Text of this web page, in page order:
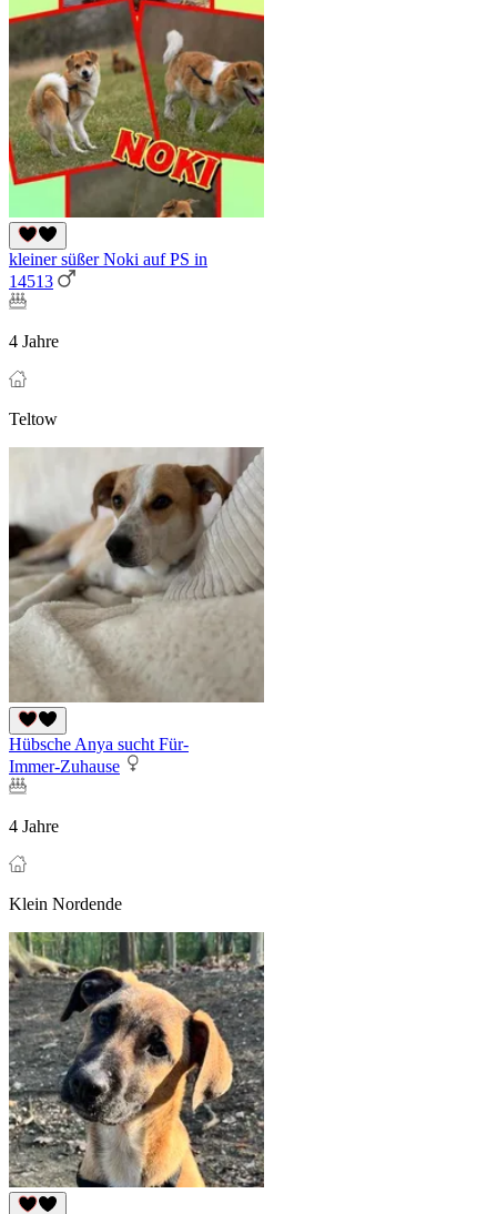
kleiner süßer Noki auf PS in
14513
4 Jahre
Teltow
Hübsche Anya sucht Für-
Immer-Zuhause
4 Jahre
Klein Nordende